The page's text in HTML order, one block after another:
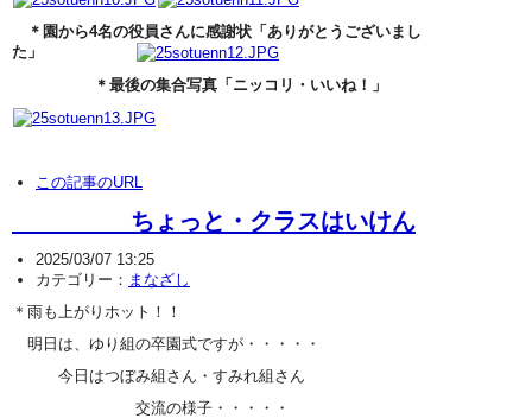
＊園から4名の役員さんに感謝状「ありがとうございまし
た」
＊最後の集合写真「ニッコリ・いいね！」
この記事のURL
ちょっと・クラスはいけん
2025/03/07 13:25
カテゴリー： まなざし
＊雨も上がりホット！！
明日は、ゆり組の卒園式ですが・・・・・
今日はつぼみ組さん・すみれ組さん
交流の様子・・・・・